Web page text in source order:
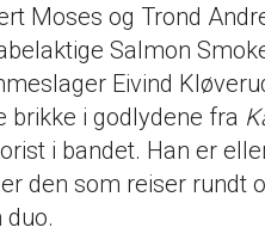
Moses og Trond
Salmon
Eivind
brikke i godlydene fra
i bandet. Han er
den som reiser rundt
duo.